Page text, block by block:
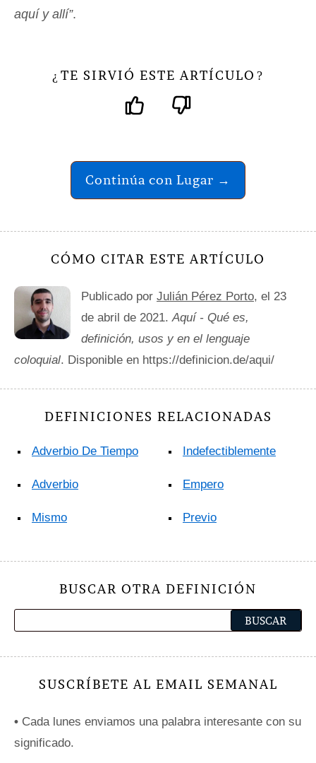
aquí y allí”.
¿ TE SIRVIÓ ESTE ARTÍCULO ?
Continúa con Lugar →
CÓMO CITAR ESTE ARTÍCULO
Publicado por Julián Pérez Porto, el 23
de abril de 2021.Aquí - Qué es,
definición, usos y en el lenguaje
coloquial. Disponible en https://definicion.de/aqui/
DEFINICIONES RELACIONADAS
Adverbio De Tiempo
Adverbio
Mismo
Indefectiblemente
Empero
Previo
BUSCAR OTRA DEFINICIÓN
SUSCRÍBETE AL EMAIL SEMANAL
• Cada lunes enviamos una palabra interesante con su
significado.